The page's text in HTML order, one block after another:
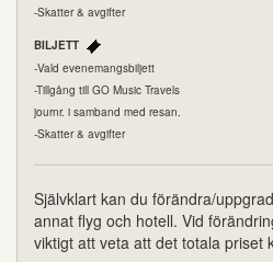
-Skatter & avgifter
BILJETT
-Vald evenemangsbiljett
-Tillgång till GO Music Travels
journr. i samband med resan.
-Skatter & avgifter
Självklart kan du förändra/
annat flyg och hotell. Vid
viktigt att veta att det totala priset